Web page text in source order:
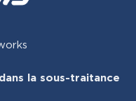
la sous-traitance